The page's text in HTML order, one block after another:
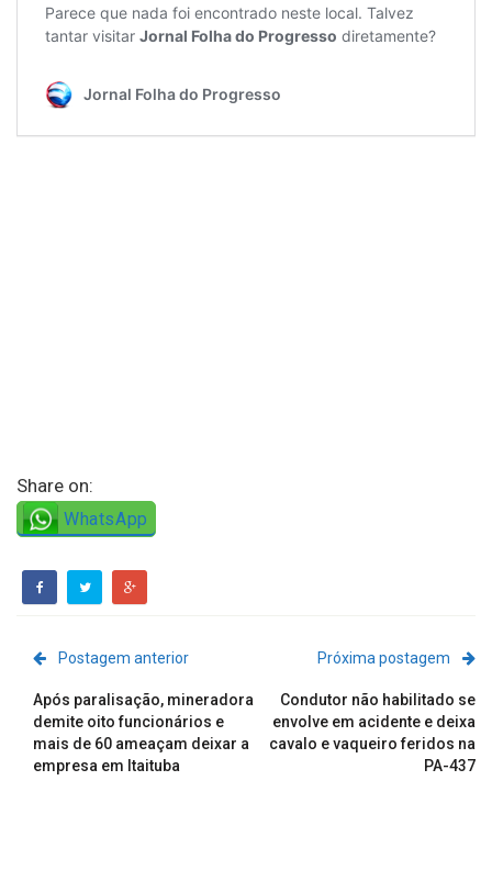
Share on:
WhatsApp
Postagem anterior
Após paralisação, mineradora
demite oito funcionários e
mais de 60 ameaçam deixar a
empresa em Itaituba
Próxima postagem
Condutor não habilitado se
envolve em acidente e deixa
cavalo e vaqueiro feridos na
PA-437